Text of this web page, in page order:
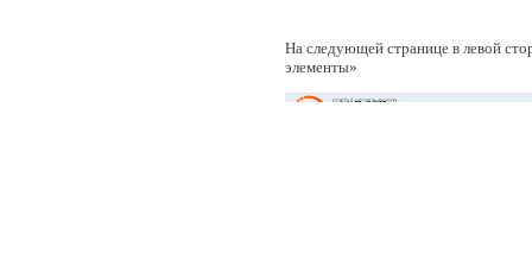
На следующей странице в левой
элементы»